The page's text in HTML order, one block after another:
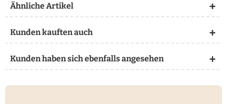
Ähnliche Artikel
Kunden kauften auch
Kunden haben sich ebenfalls angesehen